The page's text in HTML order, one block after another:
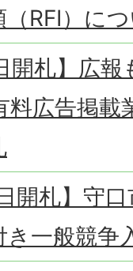
RFI）に
開札】広
広告掲載
開札】守
一般競争